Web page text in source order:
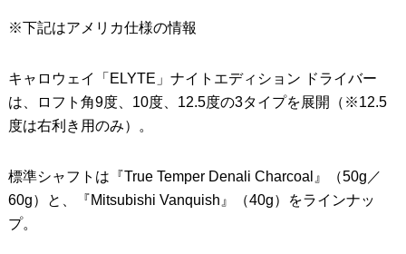
※下記はアメリカ仕様の情報
キャロウェイ「ELYTE」ナイトエディション ドライバー
は、ロフト角9度、10度、12.5度の3タイプを展開（※12.5
度は右利き用のみ）。
標準シャフトは『True Temper Denali Charcoal』（50g／
60g）と、『Mitsubishi Vanquish』（40g）をラインナッ
プ。